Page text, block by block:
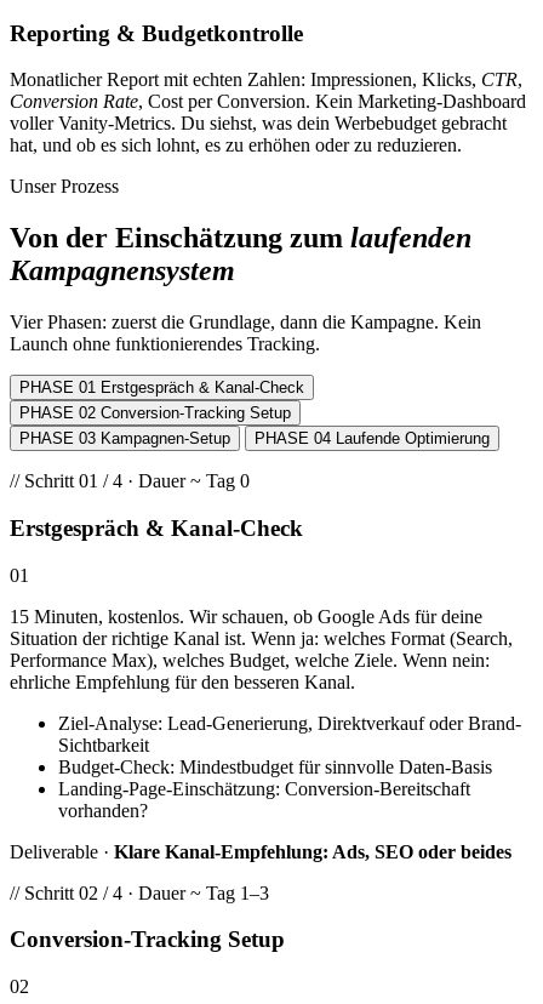
Reporting & Budgetkontrolle
Monatlicher Report mit echten Zahlen: Impressionen, Klicks, CTR,
Conversion Rate, Cost per Conversion. Kein Marketing-Dashboard
voller Vanity-Metrics. Du siehst, was dein Werbebudget gebracht
hat, und ob es sich lohnt, es zu erhöhen oder zu reduzieren.
Unser Prozess
Von der Einschätzung zum laufenden
Kampagnensystem
Vier Phasen: zuerst die Grundlage, dann die Kampagne. Kein
Launch ohne funktionierendes Tracking.
PHASE 01 Erstgespräch & Kanal-Check
PHASE 02 Conversion-Tracking Setup
PHASE 03 Kampagnen-Setup PHASE 04 Laufende Optimierung
// Schritt 01 / 4 · Dauer ~ Tag 0
Erstgespräch & Kanal-Check
01
15 Minuten, kostenlos. Wir schauen, ob Google Ads für deine
Situation der richtige Kanal ist. Wenn ja: welches Format (Search,
Performance Max), welches Budget, welche Ziele. Wenn nein:
ehrliche Empfehlung für den besseren Kanal.
Ziel-Analyse: Lead-Generierung, Direktverkauf oder Brand-
Sichtbarkeit
Budget-Check: Mindestbudget für sinnvolle Daten-Basis
Landing-Page-Einschätzung: Conversion-Bereitschaft
vorhanden?
Deliverable · Klare Kanal-Empfehlung: Ads, SEO oder beides
// Schritt 02 / 4 · Dauer ~ Tag 1–3
Conversion-Tracking Setup
02